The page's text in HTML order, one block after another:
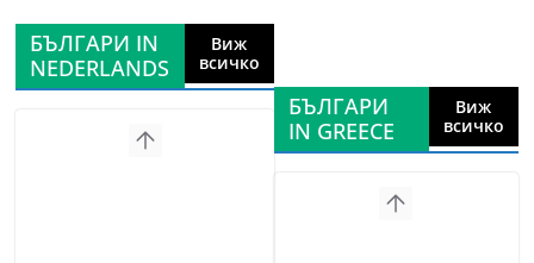
БЪЛГАРИ IN
NEDERLANDS
Виж
всичко
БЪЛГАРИ
IN GREECE
Виж
всичко